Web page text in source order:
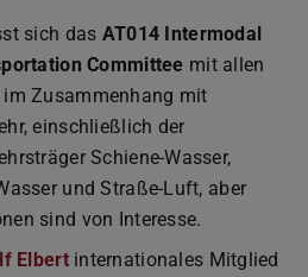
sich das AT014 Intermodal
Committee mit allen
Zusammenhang mit
einschließlich der
Schiene-Wasser,
und Straße-Luft, aber
sind von Interesse.
Elbertinternationales Mitglied